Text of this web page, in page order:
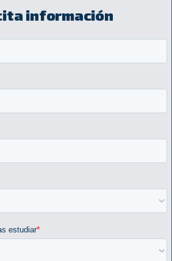
información